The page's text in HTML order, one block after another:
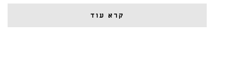
קרא עוד